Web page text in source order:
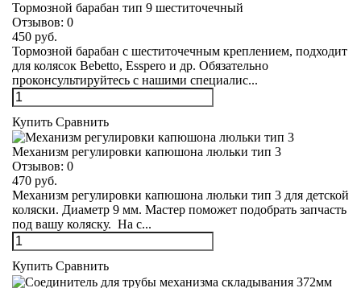
Тормозной барабан тип 9 шеститочечный
Отзывов: 0
450 руб.
Тормозной барабан с шеститочечным креплением, подходит
для колясок Bebetto, Esspero и др. Обязательно
проконсультируйтесь с нашими специалис...
Купить Сравнить
Механизм регулировки капюшона люльки тип 3
Отзывов: 0
470 руб.
Механизм регулировки капюшона люльки тип 3 для детской
коляски. Диаметр 9 мм. Мастер поможет подобрать запчасть
под вашу коляску. На с...
Купить Сравнить